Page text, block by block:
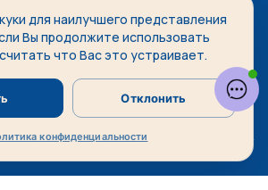
для наилучшего представления
Вы продолжите использовать
что Вас это устраивает.
Отклонить
конфиденциальности